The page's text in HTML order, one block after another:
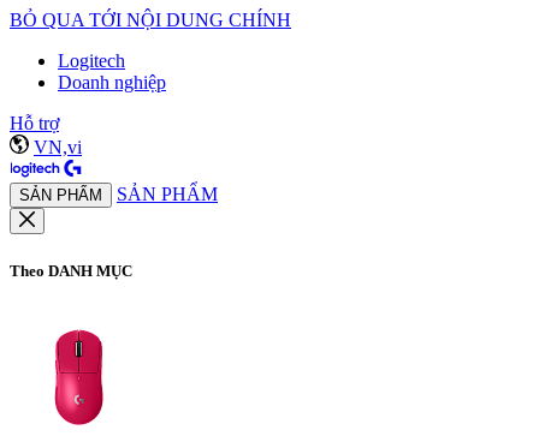
BỎ QUA TỚI NỘI DUNG CHÍNH
Logitech
Doanh nghiệp
Hỗ trợ
VN,vi
SẢN PHẨM SẢN PHẨM
Theo DANH MỤC